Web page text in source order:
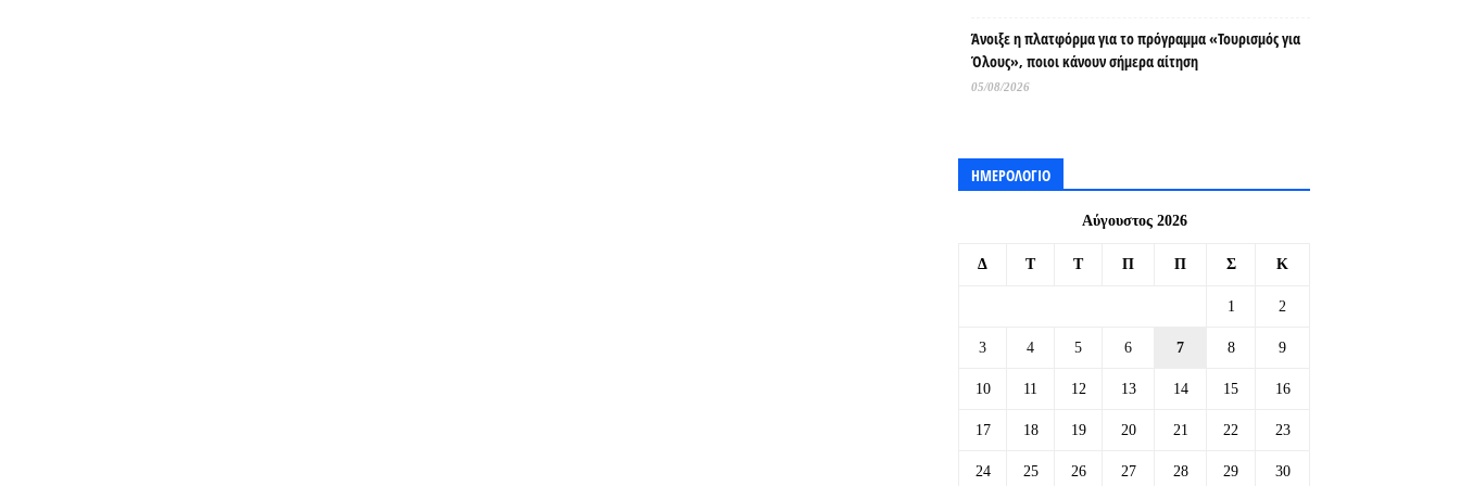
Άνοιξε η πλατφόρμα για το πρόγραμμα «Τουρισμός για
Όλους», ποιοι κάνουν σήμερα αίτηση
05/08/2026
ΗΜΕΡΟΛΟΓΙΟ
Αύγουστος 2026
Δ Τ Τ Π Π Σ Κ
1 2
3 4 5 6 7 8 9
10 11 12 13 14 15 16
17 18 19 20 21 22 23
24 25 26 27 28 29 30